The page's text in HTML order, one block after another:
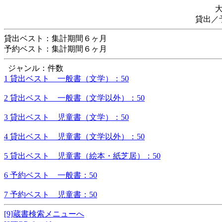
貸出／
貸出ベスト：集計期間６ヶ月
予約ベスト：集計期間６ヶ月
ジャンル：件数
1 貸出ベスト 一般書（文学）：50
2 貸出ベスト 一般書（文学以外）：50
3 貸出ベスト 児童書（文学）：50
4 貸出ベスト 児童書（文学以外）：50
5 貸出ベスト 児童書（絵本・紙芝居）：50
6 予約ベスト 一般書：50
7 予約ベスト 児童書：50
[9]蔵書検索メニューへ